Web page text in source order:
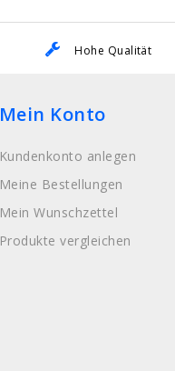
Hohe Qualität
Mein Konto
Kundenkonto anlegen
Meine Bestellungen
Mein Wunschzettel
Produkte vergleichen